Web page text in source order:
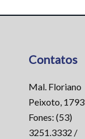
Contatos
Mal. Floriano
Peixoto, 1793
Fones: (53)
3251.3332 /